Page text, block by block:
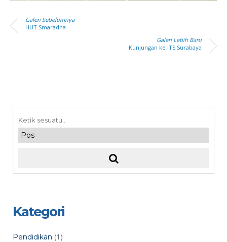
Galeri Sebelumnya
HUT Smaradha
Galeri Lebih Baru
Kunjungan ke ITS Surabaya
Kategori
Pendidikan (1)